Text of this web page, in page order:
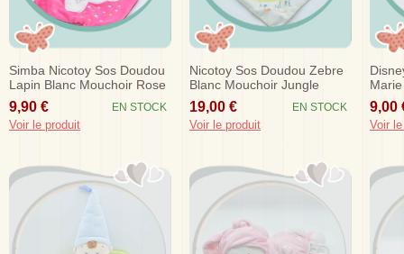
Simba Nicotoy Sos Doudou
Lapin Blanc Mouchoir Rose
Fushia Happy Night
9,90 € EN STOCK
Voir le produit
Nicotoy Sos Doudou Zebre
Blanc Mouchoir Jungle
Adventure
19,00 € EN STOCK
Voir le produit
9,00
Voir